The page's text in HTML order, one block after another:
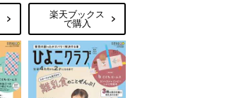
楽天ブックス
で購入